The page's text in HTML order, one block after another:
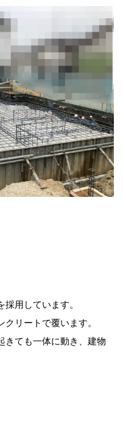
用しています。
リートで覆います。
きても一体に動き、建物